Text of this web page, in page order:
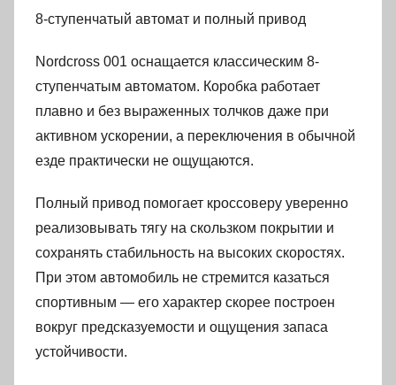
8-ступенчатый автомат и полный привод
Nordcross 001 оснащается классическим 8-
ступенчатым автоматом. Коробка работает
плавно и без выраженных толчков даже при
активном ускорении, а переключения в обычной
езде практически не ощущаются.
Полный привод помогает кроссоверу уверенно
реализовывать тягу на скользком покрытии и
сохранять стабильность на высоких скоростях.
При этом автомобиль не стремится казаться
спортивным — его характер скорее построен
вокруг предсказуемости и ощущения запаса
устойчивости.